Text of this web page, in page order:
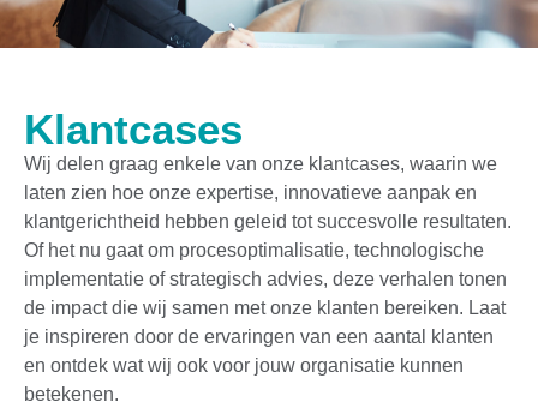
Klantcases
Wij delen graag enkele van onze klantcases, waarin we
laten zien hoe onze expertise, innovatieve aanpak en
klantgerichtheid hebben geleid tot succesvolle resultaten.
Of het nu gaat om procesoptimalisatie, technologische
implementatie of strategisch advies, deze verhalen tonen
de impact die wij samen met onze klanten bereiken. Laat
je inspireren door de ervaringen van een aantal klanten
en ontdek wat wij ook voor jouw organisatie kunnen
betekenen.